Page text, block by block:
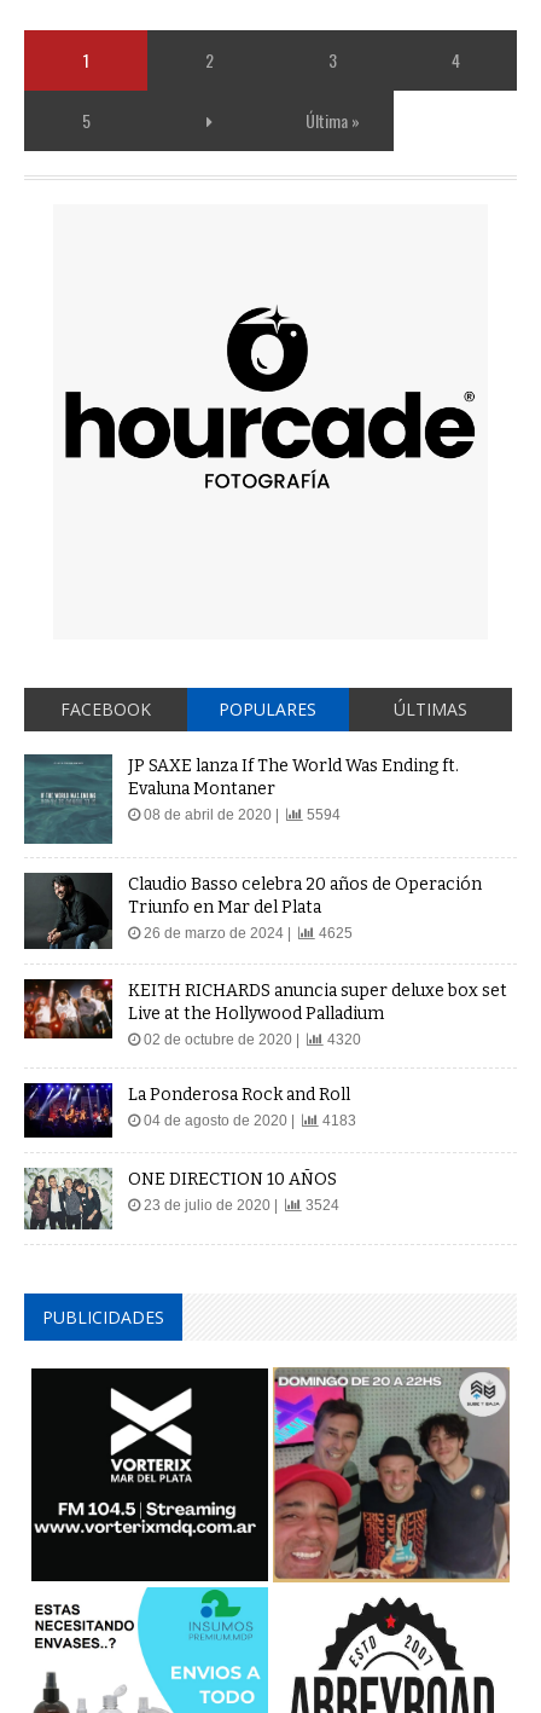
1 2 3 4
5 Última »
FACEBOOK POPULARES ÚLTIMAS
JP SAXE lanza If The World Was Ending ft.
Evaluna Montaner
08 de abril de 2020 | 5594
Claudio Basso celebra 20 años de Operación
Triunfo en Mar del Plata
26 de marzo de 2024 | 4625
KEITH RICHARDS anuncia super deluxe box set
Live at the Hollywood Palladium
02 de octubre de 2020 | 4320
La Ponderosa Rock and Roll
04 de agosto de 2020 | 4183
ONE DIRECTION 10 AÑOS
23 de julio de 2020 | 3524
PUBLICIDADES